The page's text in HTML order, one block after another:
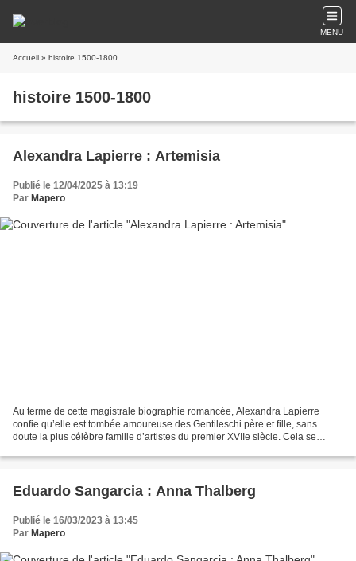
MENU
Accueil » histoire 1500-1800
histoire 1500-1800
Alexandra Lapierre : Artemisia
Publié le 12/04/2025 à 13:19
Par Mapero
Au terme de cette magistrale biographie romancée, Alexandra Lapierre
confie qu’elle est tombée amoureuse des Gentileschi père et fille, sans
doute la plus célèbre famille d’artistes du premier XVIIe siècle. Cela se
Eduardo Sangarcia : Anna Thalberg
Publié le 16/03/2023 à 13:45
Par Mapero